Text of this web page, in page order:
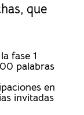
que
fase 1
palabras
en
invitadas